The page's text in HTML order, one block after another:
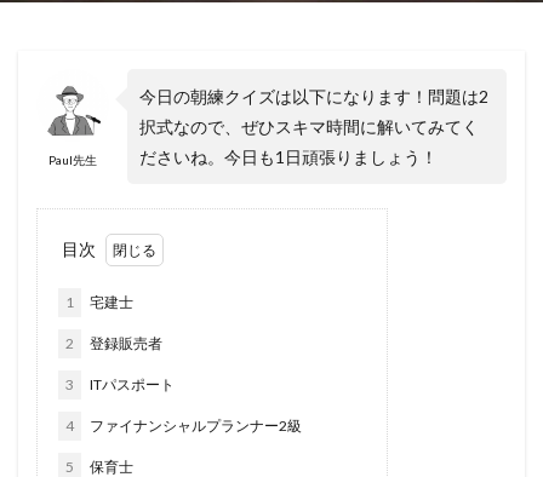
Paul先生
今日の朝練クイズは以下になります！問題は2
択式なので、ぜひスキマ時間に解いてみてく
ださいね。今日も1日頑張りましょう！
目次
1 宅建士
2 登録販売者
3 ITパスポート
4 ファイナンシャルプランナー2級
5 保育士